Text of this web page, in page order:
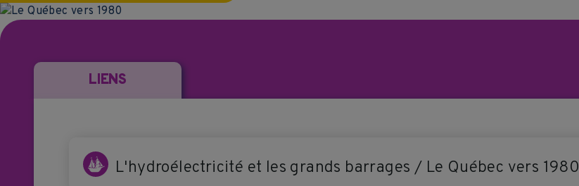
LIENS
L'hydroélectricité et les grands barrages / Le Québec vers 1980